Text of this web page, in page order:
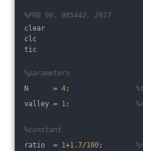
%PRB 96, 085442, 2017
clear
clc
tic
%parameters
N      = 4;
valley = 1;
%constant
ratio  = 1+1.7/100;